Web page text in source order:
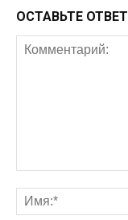
ОСТАВЬТЕ ОТВЕТ